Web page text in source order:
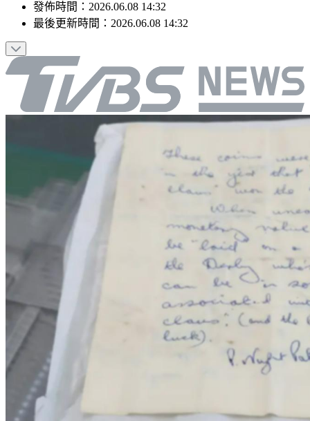
發佈時間： 2026.06.08 14:32
最後更新時間： 2026.06.08 14:32